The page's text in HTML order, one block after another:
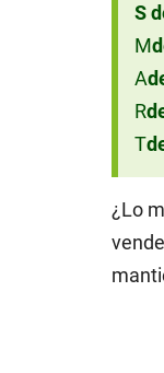
S
M
A
R
T
¿Lo